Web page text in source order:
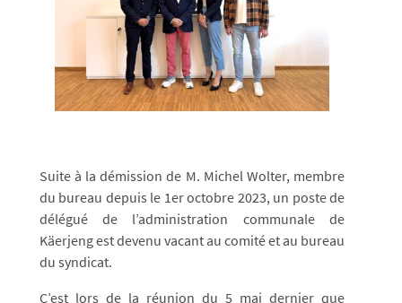
Suite à la démission de M. Michel Wolter, membre
du bureau depuis le 1er octobre 2023, un poste de
délégué de l’administration communale de
Käerjeng est devenu vacant au comité et au bureau
du syndicat.
C’est lors de la réunion du 5 mai dernier que